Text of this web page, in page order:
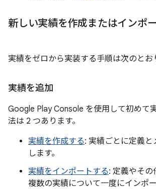
新しい実績を作成またはインポ
実績をゼロから実装する手順は次のとお
実績を追加
Google Play Console を使用して初めて
法は 2 つあります。
実績を作成する: 実績ごとに定義
します。
実績をインポートする: 定義やその
複数の実績について一度にインポー